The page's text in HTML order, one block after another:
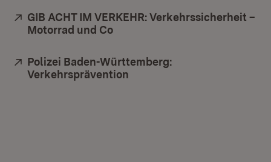
Extern:
GIB ACHT IM VERKEHR: Verkehrssicherheit –
Motorrad und Co
Extern:
Polizei Baden-Württemberg:
Verkehrsprävention